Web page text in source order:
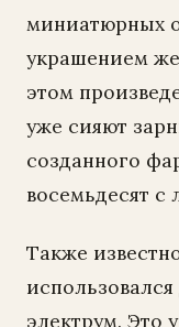
миниатюрных
украшением
этом
уже сияют
созданного
восемьдесят
Также
электрум. Это